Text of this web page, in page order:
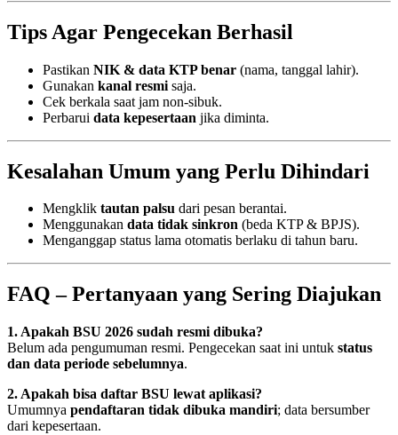
Tips Agar Pengecekan Berhasil
Pastikan NIK & data KTP benar (nama, tanggal lahir).
Gunakan kanal resmi saja.
Cek berkala saat jam non-sibuk.
Perbarui data kepesertaan jika diminta.
Kesalahan Umum yang Perlu Dihindari
Mengklik tautan palsu dari pesan berantai.
Menggunakan data tidak sinkron (beda KTP & BPJS).
Menganggap status lama otomatis berlaku di tahun baru.
FAQ – Pertanyaan yang Sering Diajukan
1. Apakah BSU 2026 sudah resmi dibuka?
Belum ada pengumuman resmi. Pengecekan saat ini untuk status
dan data periode sebelumnya.
2. Apakah bisa daftar BSU lewat aplikasi?
Umumnya pendaftaran tidak dibuka mandiri; data bersumber
dari kepesertaan.